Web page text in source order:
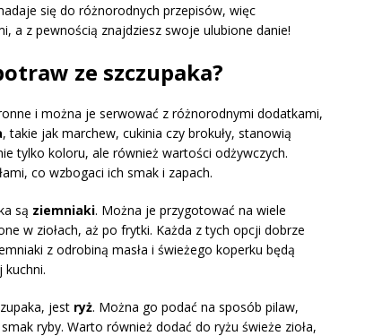
się do różnorodnych przepisów, więc
a z pewnością znajdziesz swoje ulubione danie!
ze szczupaka?
i można je serwować z różnorodnymi dodatkami,
, takie jak marchew, cukinia czy brokuły, stanowią
tylko koloru, ale również wartości odżywczych.
co wzbogaci ich smak i zapach.
są ziemniaki. Można je przygotować na wiele
w ziołach, aż po frytki. Każda z tych opcji dobrze
z odrobiną masła i świeżego koperku będą
kuchni.
jest ryż. Można go podać na sposób pilaw,
ryby. Warto również dodać do ryżu świeże zioła,